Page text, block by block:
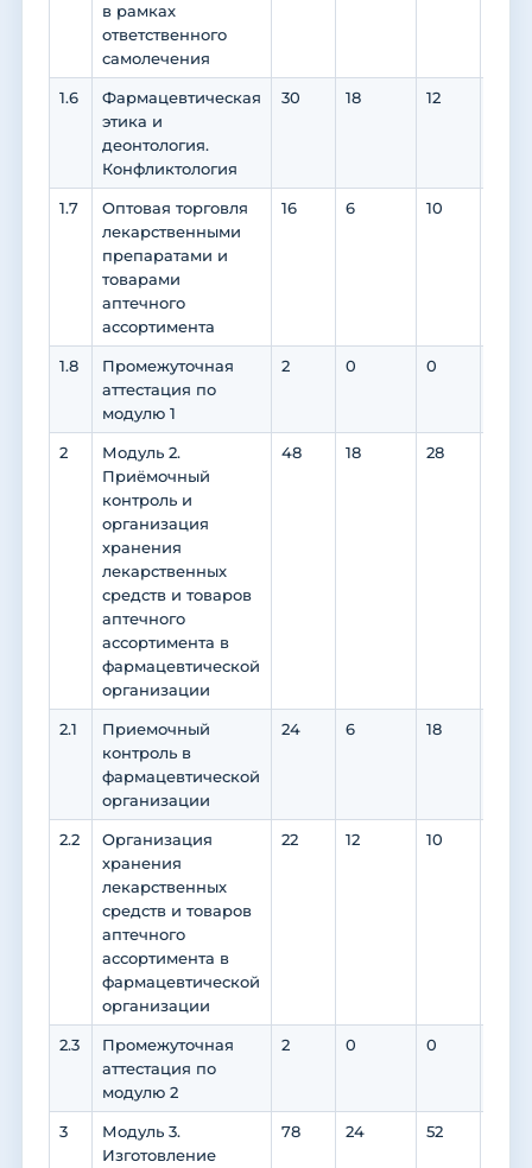
в рамках
ответственного
самолечения
1.6
Фармацевтическая
этика и
деонтология.
Конфликтология
30 18 12
1.7
Оптовая торговля
лекарственными
препаратами и
товарами
аптечного
ассортимента
16 6 10
1.8
Промежуточная
аттестация по
модулю 1
2 0 0
2
Модуль 2.
Приёмочный
контроль и
организация
хранения
лекарственных
средств и товаров
аптечного
ассортимента в
фармацевтической
организации
48 18 28
2.1
Приемочный
контроль в
фармацевтической
организации
24 6 18
2.2
Организация
хранения
лекарственных
средств и товаров
аптечного
ассортимента в
фармацевтической
организации
22 12 10
2.3
Промежуточная
аттестация по
модулю 2
2 0 0
3
Модуль 3.
Изготовление
78 24 52